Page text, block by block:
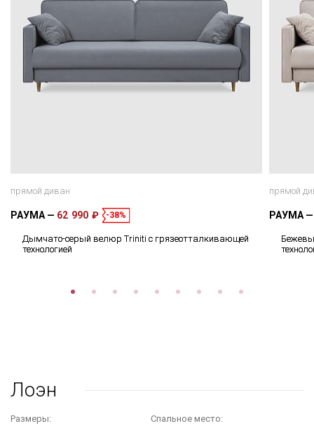
прямой диван
РАУМА 62 990 ₽ -38%
Дымчато-серый велюр Triniti с грязеотталкивающей
технологией
прямой
РАУМА
Лоэн
Размеры:
Cпальное место: